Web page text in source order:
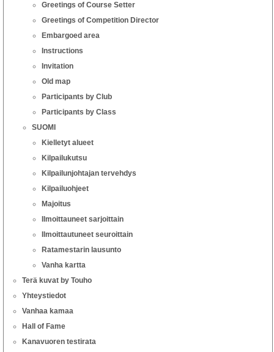
Greetings of Course Setter
Greetings of Competition Director
Embargoed area
Instructions
Invitation
Old map
Participants by Club
Participants by Class
SUOMI
Kielletyt alueet
Kilpailukutsu
Kilpailunjohtajan tervehdys
Kilpailuohjeet
Majoitus
Ilmoittauneet sarjoittain
Ilmoittautuneet seuroittain
Ratamestarin lausunto
Vanha kartta
Terä kuvat by Touho
Yhteystiedot
Vanhaa kamaa
Hall of Fame
Kanavuoren testirata